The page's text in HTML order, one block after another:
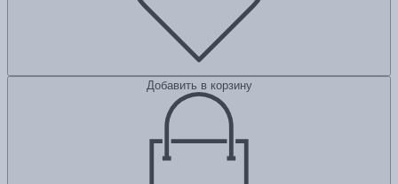
Добавить в корзину